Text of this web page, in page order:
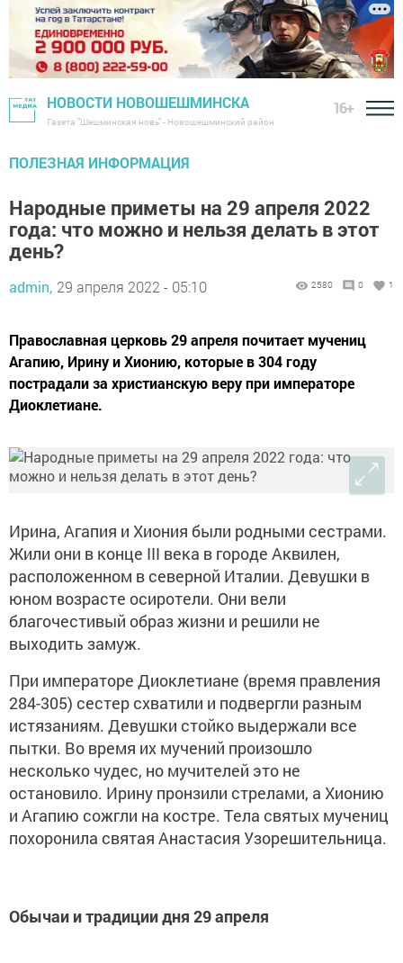
НОВОСТИ НОВОШЕШМИНСКА
Газета "Шешминская новь" - Новошешминский район
16+
ПОЛЕЗНАЯ ИНФОРМАЦИЯ
Народные приметы на 29 апреля 2022
года: что можно и нельзя делать в этот
день?
admin, 29 апреля 2022 - 05:10 2580 0 1
Православная церковь 29 апреля почитает мучениц
Агапию, Ирину и Хионию, которые в 304 году
пострадали за христианскую веру при императоре
Диоклетиане.
Ирина, Агапия и Хиония были родными сестрами.
Жили они в конце III века в городе Аквилен,
расположенном в северной Италии. Девушки в
юном возрасте осиротели. Они вели
благочестивый образ жизни и решили не
выходить замуж.
При императоре Диоклетиане (время правления
284-305) сестер схватили и подвергли разным
истязаниям. Девушки стойко выдержали все
пытки. Во время их мучений произошло
несколько чудес, но мучителей это не
остановило. Ирину пронзили стрелами, а Хионию
и Агапию сожгли на костре. Тела святых мучениц
похоронила святая Анастасия Узорешительница.
Обычаи и традиции дня 29 апреля